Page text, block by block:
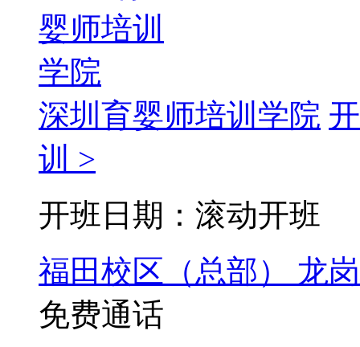
深圳育婴师培训学院
训 >
开班日期：滚动开班
福田校区（总部）
龙
免费通话